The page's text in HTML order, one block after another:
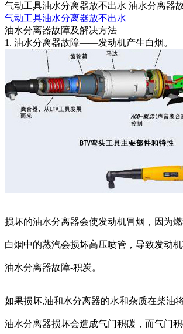
气动工具油水分离器放不出水 油水分离器
气动工具油水分离器放不出水
油水分离器故障及解决方法
1. 油水分离器故障——发动机产生白烟。
损坏的油水分离器会使发动机冒烟，因为
白烟中的蒸汽会损坏高压喷管，导致发动
油水分离器故障-积炭。
如果损坏,油和水分离器的水和杂质在柴油
油水分离器损坏会造成气门积碳，而气门